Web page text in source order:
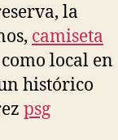
la
camiseta
local en
histórico
psg